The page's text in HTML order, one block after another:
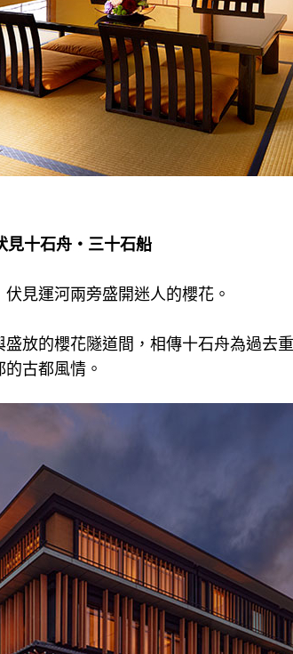
見十石舟・三十石船
見運河兩旁盛開迷人的櫻花。
放的櫻花隧道間，相傳十石舟為過去
古都風情。